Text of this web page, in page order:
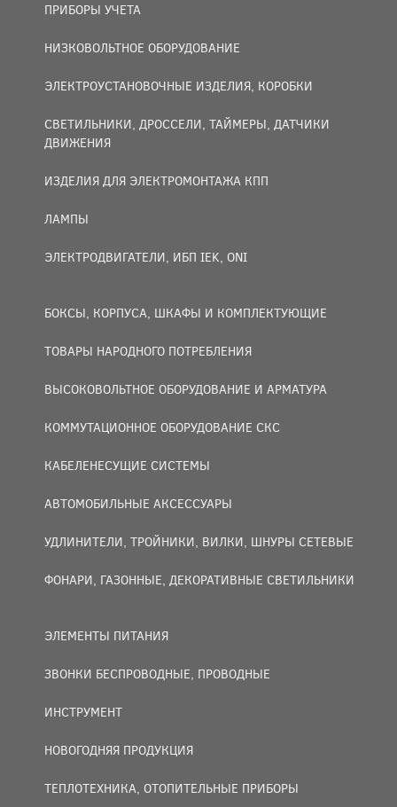
ПРИБОРЫ УЧЕТА
НИЗКОВОЛЬТНОЕ ОБОРУДОВАНИЕ
ЭЛЕКТРОУСТАНОВОЧНЫЕ ИЗДЕЛИЯ, КОРОБКИ
СВЕТИЛЬНИКИ, ДРОССЕЛИ, ТАЙМЕРЫ, ДАТЧИКИ
ДВИЖЕНИЯ
ИЗДЕЛИЯ ДЛЯ ЭЛЕКТРОМОНТАЖА КПП
ЛАМПЫ
ЭЛЕКТРОДВИГАТЕЛИ, ИБП IEK, ONI
БОКСЫ, КОРПУСА, ШКАФЫ И КОМПЛЕКТУЮЩИЕ
ТОВАРЫ НАРОДНОГО ПОТРЕБЛЕНИЯ
ВЫСОКОВОЛЬТНОЕ ОБОРУДОВАНИЕ И АРМАТУРА
КОММУТАЦИОННОЕ ОБОРУДОВАНИЕ СКС
КАБЕЛЕНЕСУЩИЕ СИСТЕМЫ
АВТОМОБИЛЬНЫЕ АКСЕССУАРЫ
УДЛИНИТЕЛИ, ТРОЙНИКИ, ВИЛКИ, ШНУРЫ СЕТЕВЫЕ
ФОНАРИ, ГАЗОННЫЕ, ДЕКОРАТИВНЫЕ СВЕТИЛЬНИКИ
ЭЛЕМЕНТЫ ПИТАНИЯ
ЗВОНКИ БЕСПРОВОДНЫЕ, ПРОВОДНЫЕ
ИНСТРУМЕНТ
НОВОГОДНЯЯ ПРОДУКЦИЯ
ТЕПЛОТЕХНИКА, ОТОПИТЕЛЬНЫЕ ПРИБОРЫ